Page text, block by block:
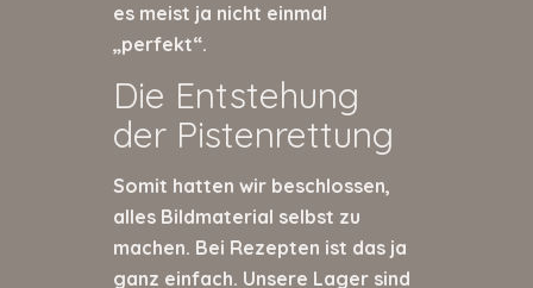
es meist ja nicht einmal
„perfekt“.
Die Entstehung
der Pistenrettung
Somit hatten wir beschlossen,
alles Bildmaterial selbst zu
machen. Bei Rezepten ist das ja
ganz einfach. Unsere Lager sind